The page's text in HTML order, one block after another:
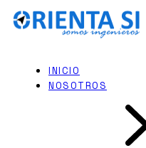
Skip
to
INICIO
NOSOTROS
PERITAJES JUDICIALES
INGENIERÍA NAVAL